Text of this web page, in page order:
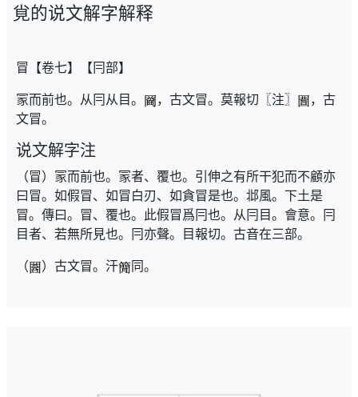
覍的说文解字解释
冒【卷七】【冃部】
冡而前也。从冃从目。
，古文冒。莫報切〖注〗
，古
文冒。
说文解字注
（冒）冡而前也。冡者、覆也。引伸之有所干犯而不顧亦
曰冒。如假冒、如冒白刃、如貪冒是也。邶風。下土是
冒。傳曰。冒、覆也。此假冒爲冃也。从冃目。會意。冃
目者、若無所見也。冃亦聲。目報切。古音在三部。
（
）古文冒。汗 同。